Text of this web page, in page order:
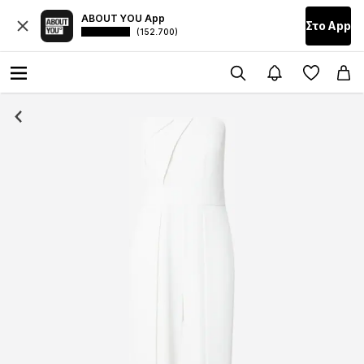
ABOUT YOU App
(152.700) Στο Αpp